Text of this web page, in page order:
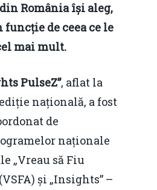
România își aleg,
funcție de ceea ce le
mai mult.
PulseZ”, aflat la
națională, a fost
de
naționale
„Vreau să Fiu
și „Insights” –